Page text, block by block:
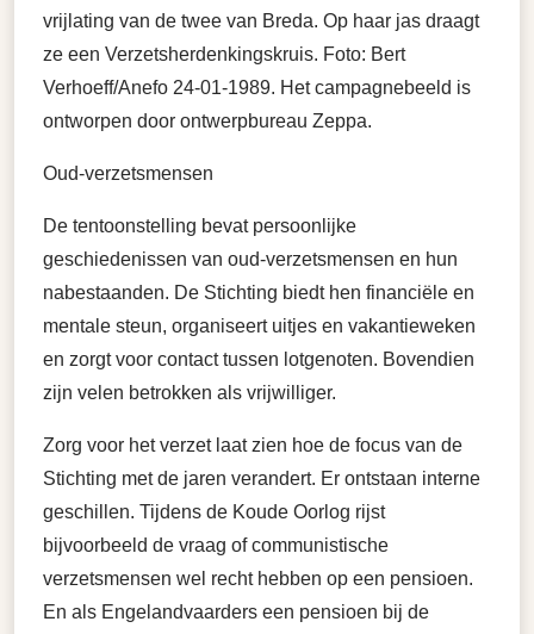
vrijlating van de twee van Breda. Op haar jas draagt
ze een Verzetsherdenkingskruis. Foto: Bert
Verhoeff/Anefo 24-01-1989. Het campagnebeeld is
ontworpen door ontwerpbureau Zeppa.
Oud-verzetsmensen
De tentoonstelling bevat persoonlijke
geschiedenissen van oud-verzetsmensen en hun
nabestaanden. De Stichting biedt hen financiële en
mentale steun, organiseert uitjes en vakantieweken
en zorgt voor contact tussen lotgenoten. Bovendien
zijn velen betrokken als vrijwilliger.
Zorg voor het verzet laat zien hoe de focus van de
Stichting met de jaren verandert. Er ontstaan interne
geschillen. Tijdens de Koude Oorlog rijst
bijvoorbeeld de vraag of communistische
verzetsmensen wel recht hebben op een pensioen.
En als Engelandvaarders een pensioen bij de